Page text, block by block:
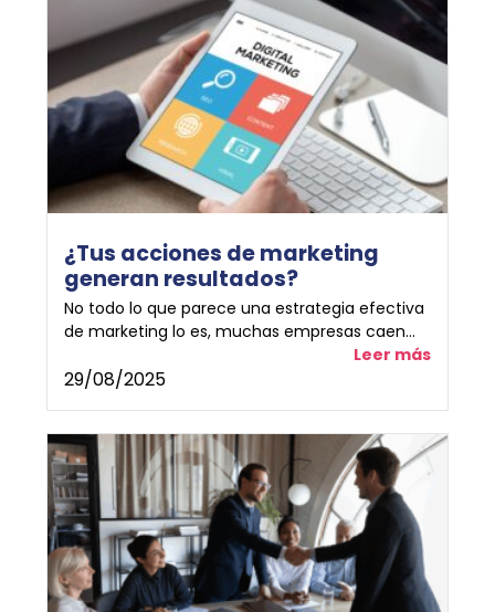
¿Tus acciones de marketing
generan resultados?
No todo lo que parece una estrategia efectiva
de marketing lo es, muchas empresas caen...
Leer más
29/08/2025